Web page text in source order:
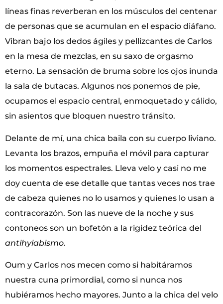
líneas finas reverberan en los músculos del centenar
de personas que se acumulan en el espacio diáfano.
Vibran bajo los dedos ágiles y pellizcantes de Carlos
en la mesa de mezclas, en su saxo de orgasmo
eterno. La sensación de bruma sobre los ojos inunda
la sala de butacas. Algunos nos ponemos de pie,
ocupamos el espacio central, enmoquetado y cálido,
sin asientos que bloquen nuestro tránsito.
Delante de mí, una chica baila con su cuerpo liviano.
Levanta los brazos, empuña el móvil para capturar
los momentos espectrales. Lleva velo y casi no me
doy cuenta de ese detalle que tantas veces nos trae
de cabeza quienes no lo usamos y quienes lo usan a
contracorazón. Son las nueve de la noche y sus
contoneos son un bofetón a la rigidez teórica del
antihyiabismo.
Oum y Carlos nos mecen como si habitáramos
nuestra cuna primordial, como si nunca nos
hubiéramos hecho mayores. Junto a la chica del velo